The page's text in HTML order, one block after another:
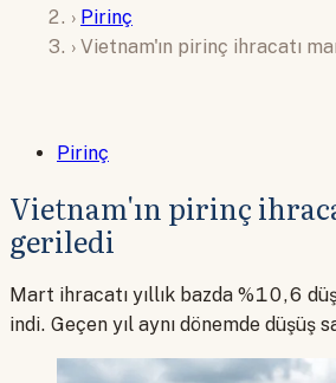
› Pirinç
› Vietnam'ın pirinç ihracatı
Pirinç
Vietnam'ın pirinç
geriledi
Mart ihracatı yıllık bazda %10,6
indi. Geçen yıl aynı dönemde düşüş